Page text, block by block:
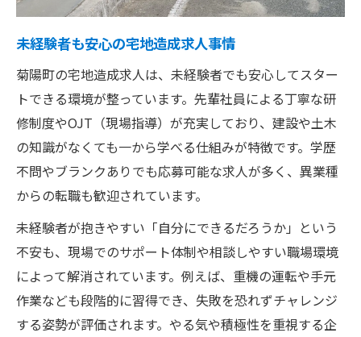
未経験者も安心の宅地造成求人事情
菊陽町の宅地造成求人は、未経験者でも安心してスター
トできる環境が整っています。先輩社員による丁寧な研
修制度やOJT（現場指導）が充実しており、建設や土木
の知識がなくても一から学べる仕組みが特徴です。学歴
不問やブランクありでも応募可能な求人が多く、異業種
からの転職も歓迎されています。
未経験者が抱きやすい「自分にできるだろうか」という
不安も、現場でのサポート体制や相談しやすい職場環境
によって解消されています。例えば、重機の運転や手元
作業なども段階的に習得でき、失敗を恐れずチャレンジ
する姿勢が評価されます。やる気や積極性を重視する企